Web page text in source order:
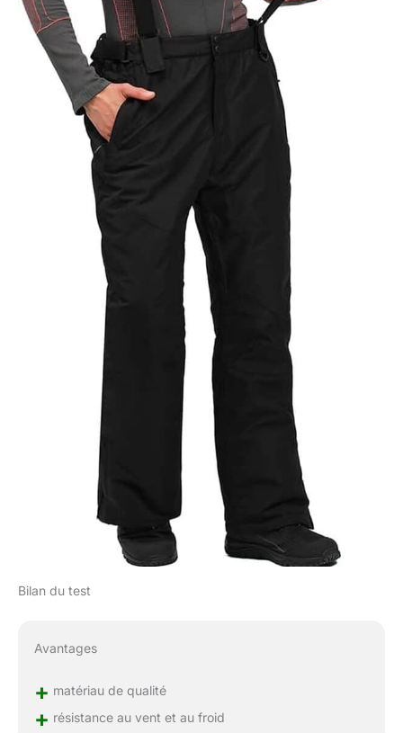
Bilan du test
Avantages
+ matériau de qualité
+ résistance au vent et au froid